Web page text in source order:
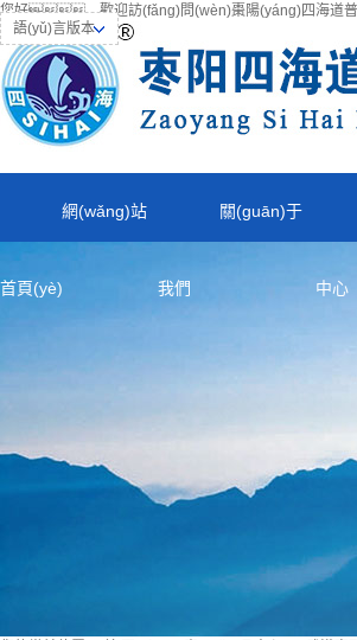
您好，歡迎訪(fǎng)問(wèn)棗陽(yáng)四海道
語(yǔ)言版本
網(wǎng)站
首頁(yè)
關(guān)于
我們 中心